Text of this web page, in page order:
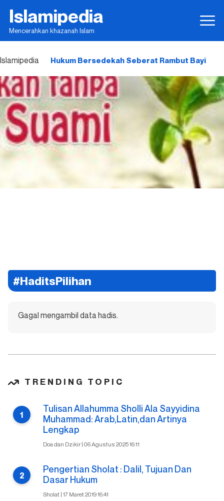
Islamipedia
Mencerahkan khazanah Islam
Islamipedia Hukum Bersedekah Seberat Rambut Bayi
#HaditsPilihan
Gagal mengambil data hadis.
TRENDING TOPIC
Tulisan Allahumma Sholli Ala Sayyidina
Muhammad: Arab,Latin,dan Artinya
Lengkap
Doa dan Dzikir | 06 Agustus 2025 16:11
Pengertian Sholat : Dalil, Tujuan Dan
Dasar Hukum
Sholat | 17 Maret 2019 16:41